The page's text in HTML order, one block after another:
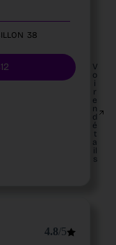
38
V
o
i
r
e
n
d
é
t
a
il
s
4.8/5